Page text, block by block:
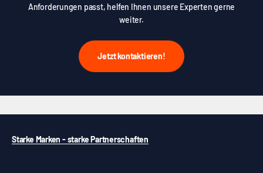
Anforderungen passt, helfen Ihnen unsere Experten gerne
weiter.
Jetzt kontaktieren!
Starke Marken - starke Partnerschaften